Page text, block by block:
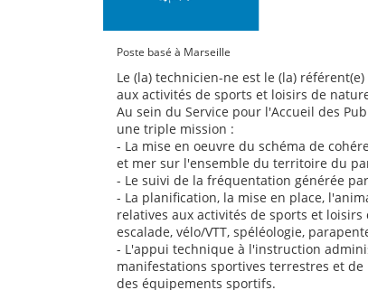
Poste basé à Marseille
Le (la) technicien-ne est le (la)
aux activités de sports et loisirs de
Au sein du Service pour l'Accueil des
une triple mission :
- La mise en oeuvre du schéma de
et mer sur l'ensemble du territoire du
- Le suivi de la fréquentation générée
- La planification, la mise en place,
relatives aux activités de sports et
escalade, vélo/VTT, spéléologie,
- L'appui technique à l'instruction
manifestations sportives terrestres et
des équipements sportifs.